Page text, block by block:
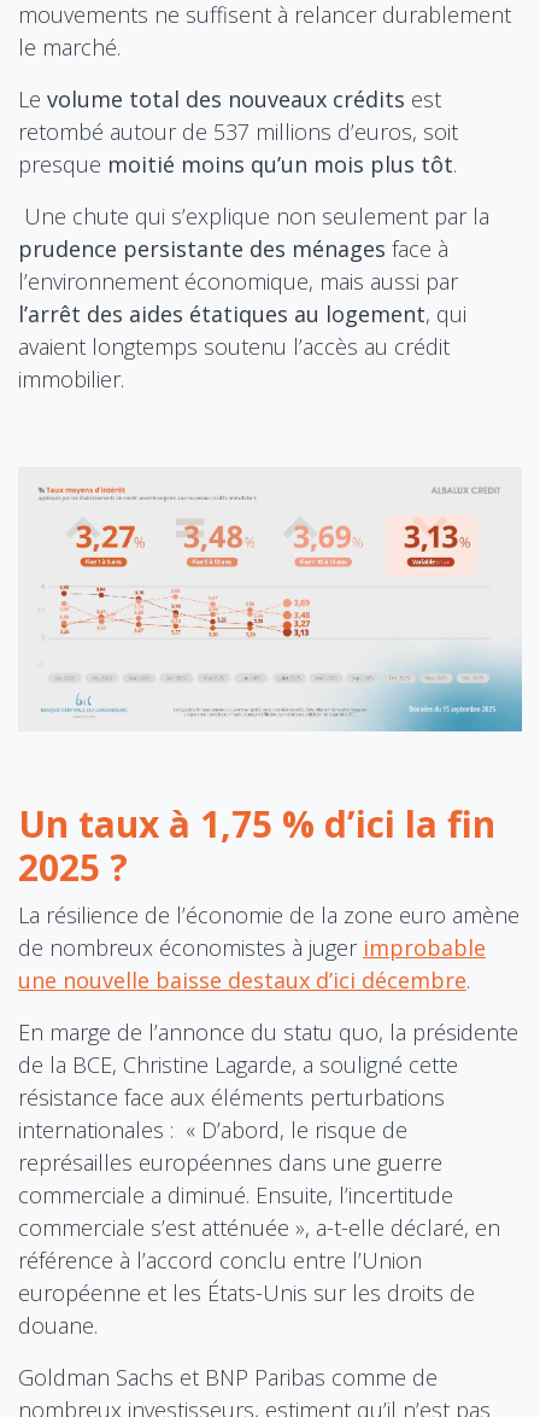
mouvements ne suffisent à relancer durablement
le marché.
Le volume total des nouveaux crédits est
retombé autour de 537 millions d’euros, soit
presque moitié moins qu’un mois plus tôt.
Une chute qui s’explique non seulement par la
prudence persistante des ménages face à
l’environnement économique, mais aussi par
l’arrêt des aides étatiques au logement, qui
avaient longtemps soutenu l’accès au crédit
immobilier.
Un taux à 1,75 % d’ici la fin
2025 ?
La résilience de l’économie de la zone euro amène
de nombreux économistes à juger improbable
une nouvelle baisse destaux d’ici décembre.
En marge de l’annonce du statu quo, la présidente
de la BCE, Christine Lagarde, a souligné cette
résistance face aux éléments perturbations
internationales : « D’abord, le risque de
représailles européennes dans une guerre
commerciale a diminué. Ensuite, l’incertitude
commerciale s’est atténuée », a-t-elle déclaré, en
référence à l’accord conclu entre l’Union
européenne et les États-Unis sur les droits de
douane.
Goldman Sachs et BNP Paribas comme de
nombreux investisseurs, estiment qu’il n’est pas